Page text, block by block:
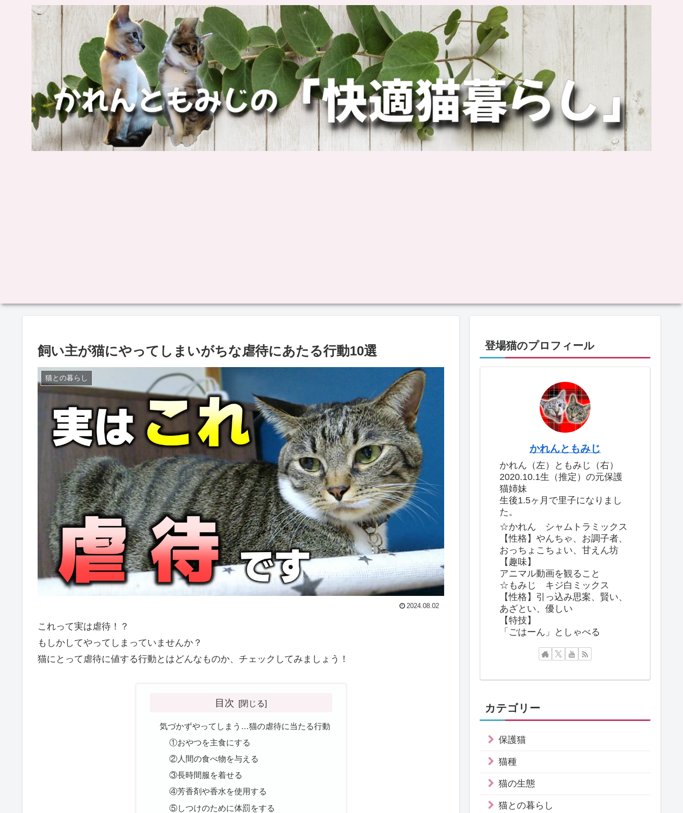
飼い主が猫にやってしまいがちな虐待にあたる行動10選
猫との暮らし
2024.08.02
これって実は虐待！？
もしかしてやってしまっていませんか？
猫にとって虐待に値する行動とはどんなものか、チェックしてみましょう！
目次
気づかずやってしまう…猫の虐待に当たる行動
①おやつを主食にする
②人間の食べ物を与える
③長時間服を着せる
④芳香剤や香水を使用する
⑤しつけのために体罰をする
登場猫のプロフィール
かれんともみじ
かれん（左）ともみじ（右）
2020.10.1生（推定）の元保護
猫姉妹
生後1.5ヶ月で里子になりまし
た。
☆かれん シャムトラミックス
【性格】やんちゃ、お調子者、
おっちょこちょい、甘えん坊
【趣味】
アニマル動画を観ること
☆もみじ キジ白ミックス
【性格】引っ込み思案、賢い、
あざとい、優しい
【特技】
「ごはーん」としゃべる
カテゴリー
保護猫
猫種
猫の生態
猫との暮らし